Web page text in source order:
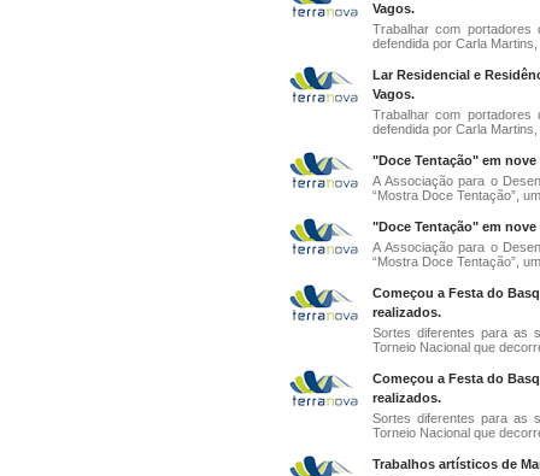
Vagos.
Trabalhar com portadores
defendida por Carla
Lar Residencial e
Vagos.
Trabalhar com portadores
defendida por Carla
"Doce Tentação" em
A Associação para o
“Mostra Doce Tentação”,
"Doce Tentação" em
A Associação para o
“Mostra Doce Tentação”,
Começou a Festa do
realizados.
Sortes diferentes para as
Torneio Nacional que
Começou a Festa do
realizados.
Sortes diferentes para as
Torneio Nacional que
Trabalhos artísticos de